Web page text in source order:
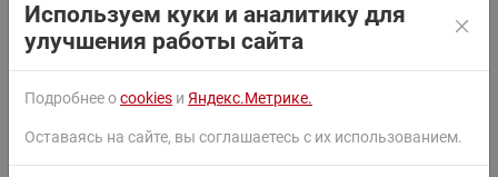
Смотреть похожие товары
067N3158
TGE 10-11 Клапан терморегулирующий,
Используем куки и аналитику для
улучшения работы сайта
Подробнее оcookies и Яндекс.Метрике.
Оставаясь на сайте, вы соглашаетесь с их использованием.